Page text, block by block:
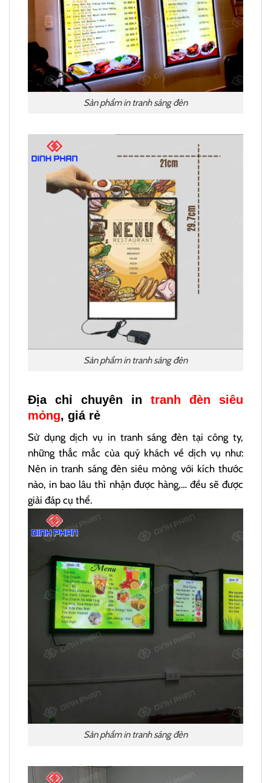
Sản phẩm in tranh sáng đèn
Sản phẩm in tranh sáng đèn
Địa chỉ chuyên in tranh đèn siêu
mỏng, giá rẻ
Sử dụng dịch vụ in tranh sáng đèn tại công ty,
những thắc mắc của quý khách về dịch vụ như:
Nên in tranh sáng đèn siêu mỏng với kích thước
nào, in bao lâu thì nhận được hàng,… đều sẽ được
giải đáp cụ thể.
Sản phẩm in tranh sáng đèn